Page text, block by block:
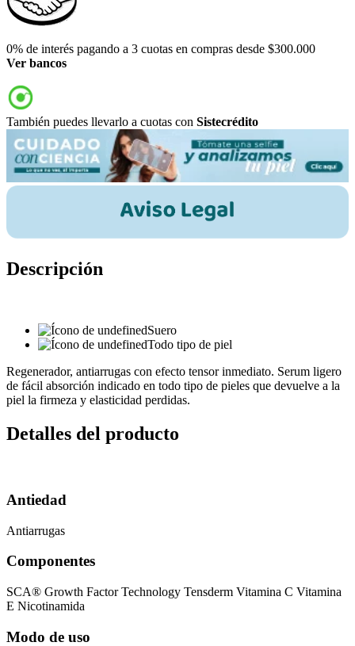
0% de interés pagando a 3 cuotas en compras desde $300.000
Ver bancos
También puedes llevarlo a cuotas con Sistecrédito
Descripción
Suero
Todo tipo de piel
Regenerador, antiarrugas con efecto tensor inmediato. Serum ligero
de fácil absorción indicado en todo tipo de pieles que devuelve a la
piel la firmeza y elasticidad perdidas.
Detalles del producto
Antiedad
Antiarrugas
Componentes
SCA® Growth Factor Technology Tensderm Vitamina C Vitamina
E Nicotinamida
Modo de uso